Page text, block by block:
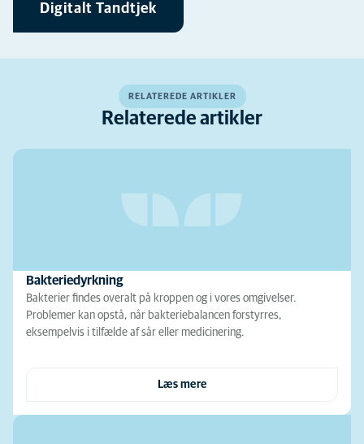
Digitalt Tandtjek
RELATEREDE ARTIKLER
Relaterede artikler
Bakteriedyrkning
Bakterier findes overalt på kroppen og i vores omgivelser.
Problemer kan opstå, når bakteriebalancen forstyrres,
eksempelvis i tilfælde af sår eller medicinering.
Læs mere